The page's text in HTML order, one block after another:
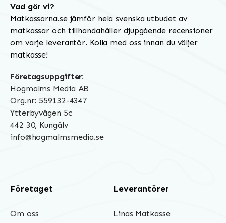
Vad gör vi?
Matkassarna.se jämför hela svenska utbudet av
matkassar och tillhandahåller djupgående recensioner
om varje leverantör. Kolla med oss innan du väljer
matkasse!
Företagsuppgifter:
Hogmalms Media AB
Org.nr: 559132-4347
Ytterbyvägen 5c
442 30, Kungälv
info@hogmalmsmedia.se
Företaget
Om oss
Leverantörer
Linas Matkasse